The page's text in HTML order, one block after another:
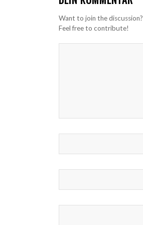
Want to join the discussion?
Feel free to contribute!